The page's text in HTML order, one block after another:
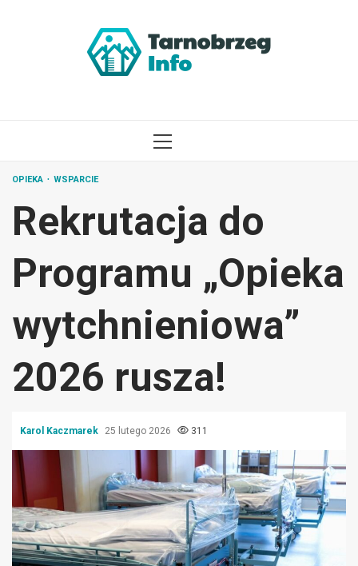
MENU
OPIEKA WSPARCIE
Rekrutacja do
Programu „Opieka
wytchnieniowa”
2026 rusza!
Karol Kaczmarek 25 lutego 2026 311